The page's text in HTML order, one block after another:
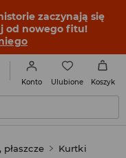
zaczynają się
od nowego fitu!
Konto Ulubione Koszyk
płaszcze Kurtki